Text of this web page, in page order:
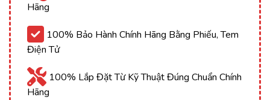
Hãng
100% Bảo Hành Chính Hãng Bằng Phiếu, Tem
Điện Tử
100% Lắp Đặt Từ Kỹ Thuật Đúng Chuẩn Chính
Hãng